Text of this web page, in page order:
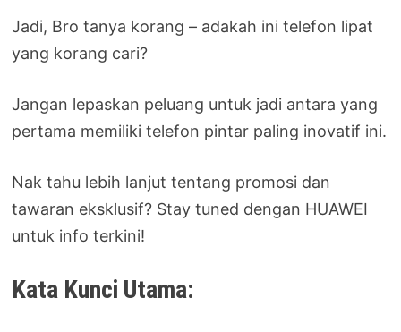
Jadi, Bro tanya korang – adakah ini telefon lipat
yang korang cari?
Jangan lepaskan peluang untuk jadi antara yang
pertama memiliki telefon pintar paling inovatif ini.
Nak tahu lebih lanjut tentang promosi dan
tawaran eksklusif? Stay tuned dengan HUAWEI
untuk info terkini!
Kata Kunci Utama: